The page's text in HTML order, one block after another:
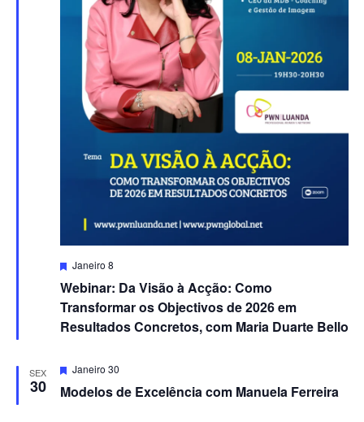
Webinar: Da Visão à Acção: Como
Transformar os Objectivos de 2026 em
Resultados Concretos, com Maria Duarte Bello
Destacado
Janeiro 8
SEX
30 Modelos de Excelência com Manuela Ferreira
Destacado
Janeiro 30